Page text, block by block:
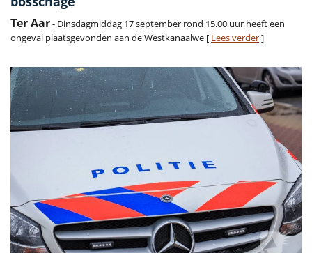
Ter Aar- Dinsdagmiddag 17 september rond 15.00 uur heeft een
ongeval plaatsgevonden aan de Westkanaalwe [ Lees verder]